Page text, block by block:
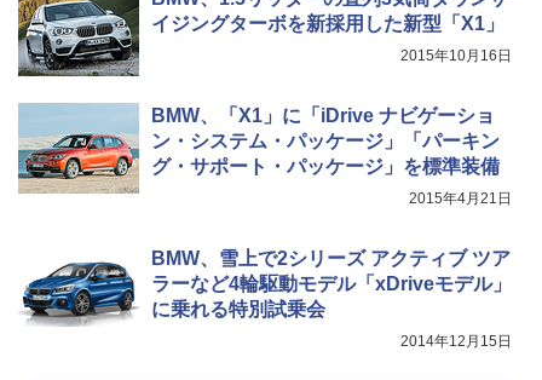
イジングターボを新採用した新型「X1」
2015年10月16日
BMW、「X1」に「iDrive ナビゲーショ
ン・システム・パッケージ」「パーキン
グ・サポート・パッケージ」を標準装備
2015年4月21日
BMW、雪上で2シリーズ アクティブ ツア
ラーなど4輪駆動モデル「xDriveモデル」
に乗れる特別試乗会
2014年12月15日